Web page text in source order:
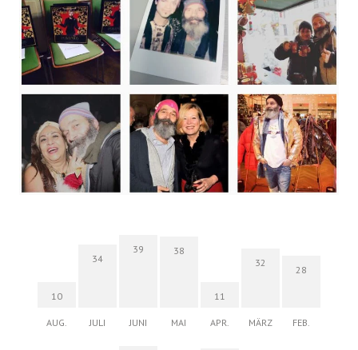
10
AUG.
34
JULI
39
JUNI
38
MAI
11
APR.
32
MÄRZ
28
FEB.